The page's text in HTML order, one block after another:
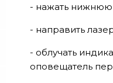
- нажать нижнюю
- направить
- облучать
оповещатель